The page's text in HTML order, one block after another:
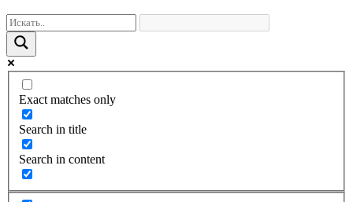
Exact matches only
Search in title
Search in content